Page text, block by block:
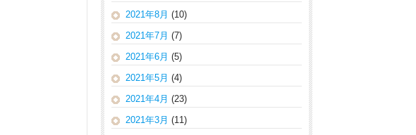
2021年8月 (10)
2021年7月 (7)
2021年6月 (5)
2021年5月 (4)
2021年4月 (23)
2021年3月 (11)